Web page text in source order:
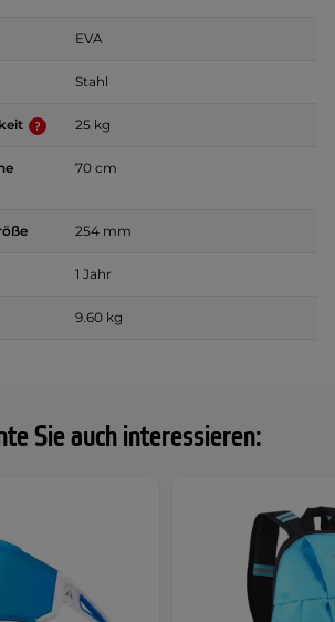
Sie auch interessieren:
EVA
Stahl
25 kg
70 cm
254 mm
1 Jahr
9.60 kg